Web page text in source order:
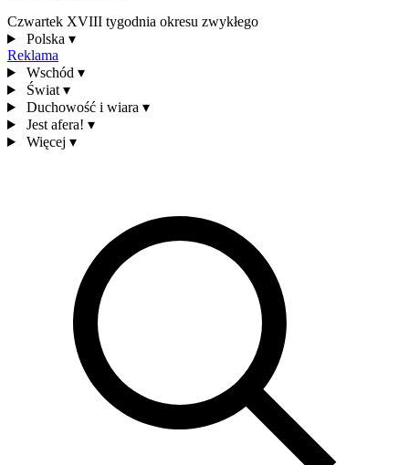
Czwartek XVIII tygodnia okresu zwykłego
Polska ▾
Reklama
Wschód ▾
Świat ▾
Duchowość i wiara ▾
Jest afera! ▾
Więcej ▾